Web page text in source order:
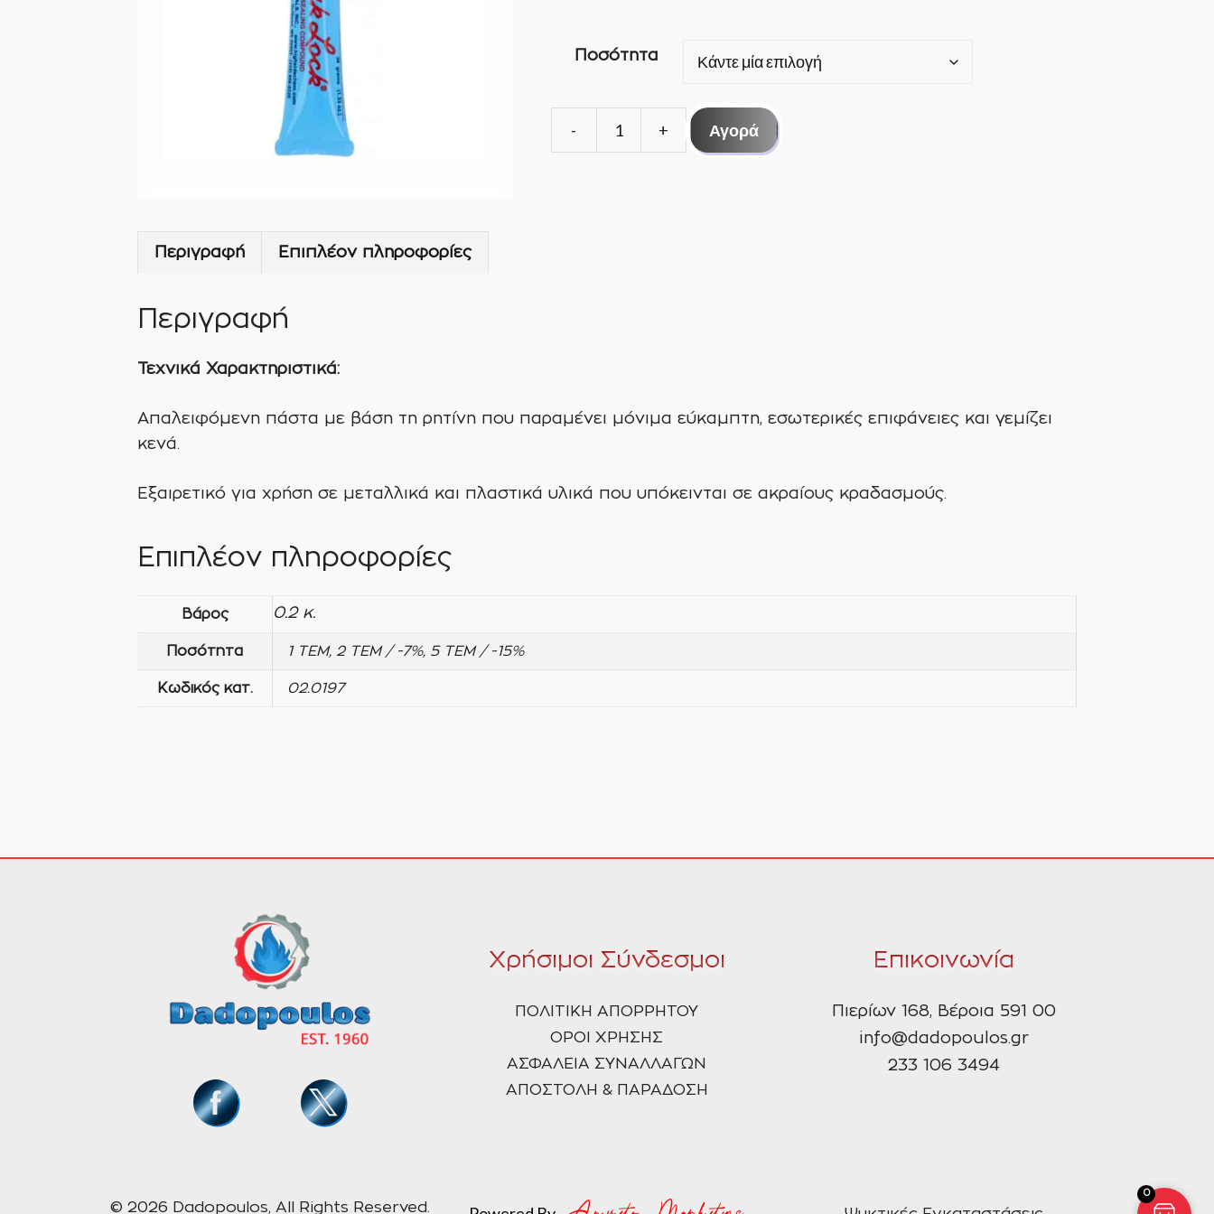
Ποσότητα
Αγορά
Περιγραφή Επιπλέον πληροφορίες
Περιγραφή
Τεχνικά Χαρακτηριστικά:
Απαλειφόμενη πάστα με βάση τη ρητίνη που παραμένει μόνιμα εύκαμπτη, εσωτερικές επιφάνειες και γεμίζει
κενά.
Εξαιρετικό για χρήση σε μεταλλικά και πλαστικά υλικά που υπόκεινται σε ακραίους κραδασμούς.
Επιπλέον πληροφορίες
Βάρος 0.2 κ.
Ποσότητα 1 ΤΕΜ, 2 ΤΕΜ / -7%, 5 ΤΕΜ / -15%
Κωδικός κατ. 02.0197
Χρήσιμοι Σύνδεσμοι
ΠΟΛΙΤΙΚΗ ΑΠΟΡΡΗΤΟΥ
ΟΡΟΙ ΧΡΗΣΗΣ
ΑΣΦΑΛΕΙΑ ΣΥΝΑΛΛΑΓΩΝ
ΑΠΟΣΤΟΛΗ & ΠΑΡΑΔΟΣΗ
Επικοινωνία
Πιερίων 168, Βέροια 591 00
info@dadopoulos.gr
233 106 3494
© 2026 Dadopoulos, All Rights Reserved.
0